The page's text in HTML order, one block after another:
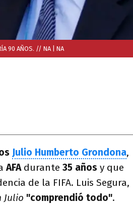
90 AÑOS. // NA | NA
Julio Humberto Grondona,
AFAdurante 35 años y que
de la FIFA. Luis Segura,
Julio "comprendió todo".